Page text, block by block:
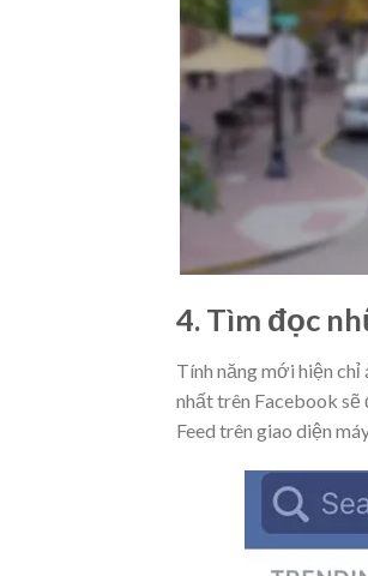
4. Tìm đọc
Tính năng mới hiện
nhất trên Facebook
Feed trên giao diện